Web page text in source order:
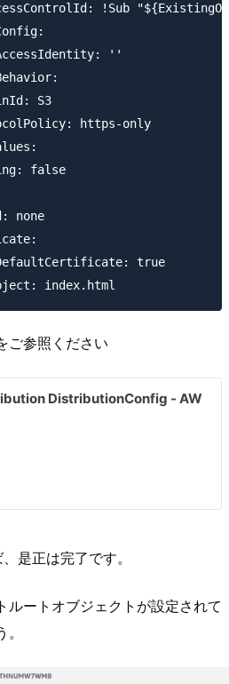
!Sub
''
S3
https-only
false
none
true
ご参照ください
是正は完了です。
ルートオブジェクトが設定されて